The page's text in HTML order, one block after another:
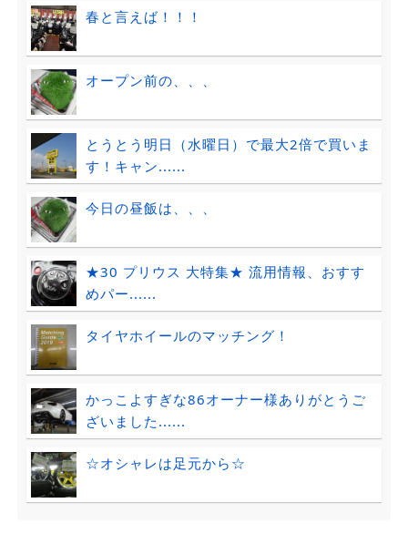
春と言えば！！！
オープン前の、、、
とうとう明日（水曜日）で最大2倍で買いま
す！キャン......
今日の昼飯は、、、
★30 プリウス 大特集★ 流用情報、おすす
めパー......
タイヤホイールのマッチング！
かっこよすぎな86オーナー様ありがとうご
ざいました......
☆オシャレは足元から☆